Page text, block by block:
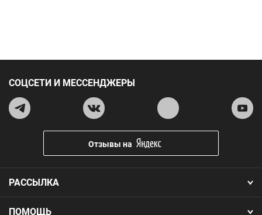
ПОМОЩЬ
РАССЫЛКА
СОЦСЕТИ И МЕССЕНДЖЕРЫ
Отзывы на